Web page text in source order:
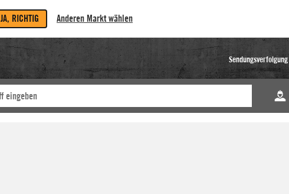
JA, RICHTIG Anderen Markt wählen
Sendungsverfolgung